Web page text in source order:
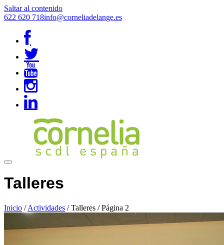
Saltar al contenido
622 620 718info@corneliadelange.es
Talleres
Inicio / Actividades /Talleres / Página 2